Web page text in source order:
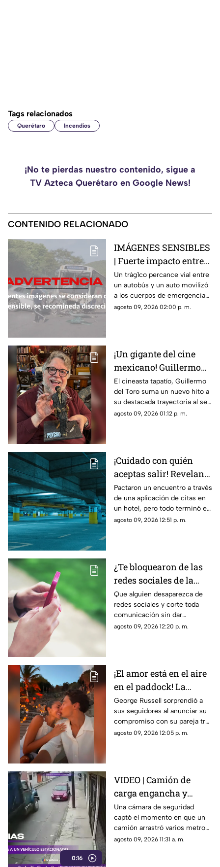
Tags relacionados
Querétaro Incendios
¡No te pierdas nuestro contenido, sigue a
TV Azteca Querétaro en Google News!
CONTENIDO RELACIONADO
IMÁGENES SENSIBLES
| Fuerte impacto entre
autobús y vehículo deja
saldo fatal y nueve
heridos
Un trág1co percance vial entre
un autobús y un auto movilizó
a los cuerpos de emergencia
en Morelos
agosto 09, 2026 02:00 p. m.
¡Un gigante del cine
mexicano! Guillermo
del Toro recibe el
Doctorado Honoris
Causa en Bellas Artes
El cineasta tapatío, Guillermo
del Toro suma un nuevo hito a
su destacada trayectoria al ser
reconocido en Los Ángeles por
agosto 09, 2026 01:12 p. m.
¡Cuidado con quién
aceptas salir! Revelan
nuevo modus operandi
de rob0 tras conocerse
de una aplicación de
citas
Pactaron un encuentro a través
de una aplicación de citas en
un hotel, pero todo terminó en
un rob0 agravado
agosto 09, 2026 12:51 p. m.
¿Te bloquearon de las
redes sociales de la
nada? La razón
psicológica por la que
algunas personas
eligen el contacto cero
Que alguien desaparezca de
redes sociales y corte toda
comunicación sin dar
explicaciones genera ansiedad
agosto 09, 2026 12:20 p. m.
¡El amor está en el aire
en el paddock! La
romántica propuesta
de matrimonio de
George Russell a
Carmen Montero
George Russell sorprendió a
sus seguidores al anunciar su
compromiso con su pareja tras
más de cinco años juntos
agosto 09, 2026 12:05 p. m.
0:16
VIDEO | Camión de
carga engancha y
destruye vehículo
estacionado
Una cámara de seguridad
captó el momento en que un
camión arrastró varios metros
a un vehículo estacionado
agosto 09, 2026 11:31 a. m.